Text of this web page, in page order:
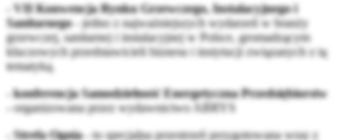
- VII Konwencja Rynku Grzewczego, Instalacyjnego i
Sanitarnego- jedno z najważniejszych wydarzeń w branży
grzewczej, sanitarnej i instalacyjnej w Polsce, gromadzącym
kluczowych przedstawicieli biznesu i instytucji związanych z tą
tematyką.
-konferencja Samodzielność Energetyczna Przedsiębiorstw
-organizowana przez wydawnictwo ABRYS
Strefa Ognia- to specjalna przestrzeń przygotowana wraz z